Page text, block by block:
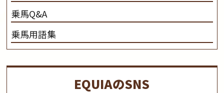
乗馬Q&A
乗馬用語集
EQUIAのSNS